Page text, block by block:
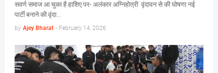
सवर्ण समाज आ चुका है हाशिए पर- अलंकार अग्निहोत्री वृंदावन से की घोषणा नई
पार्टी बनाने की वृंदा…
by Ajey Bharat - February 14, 2026